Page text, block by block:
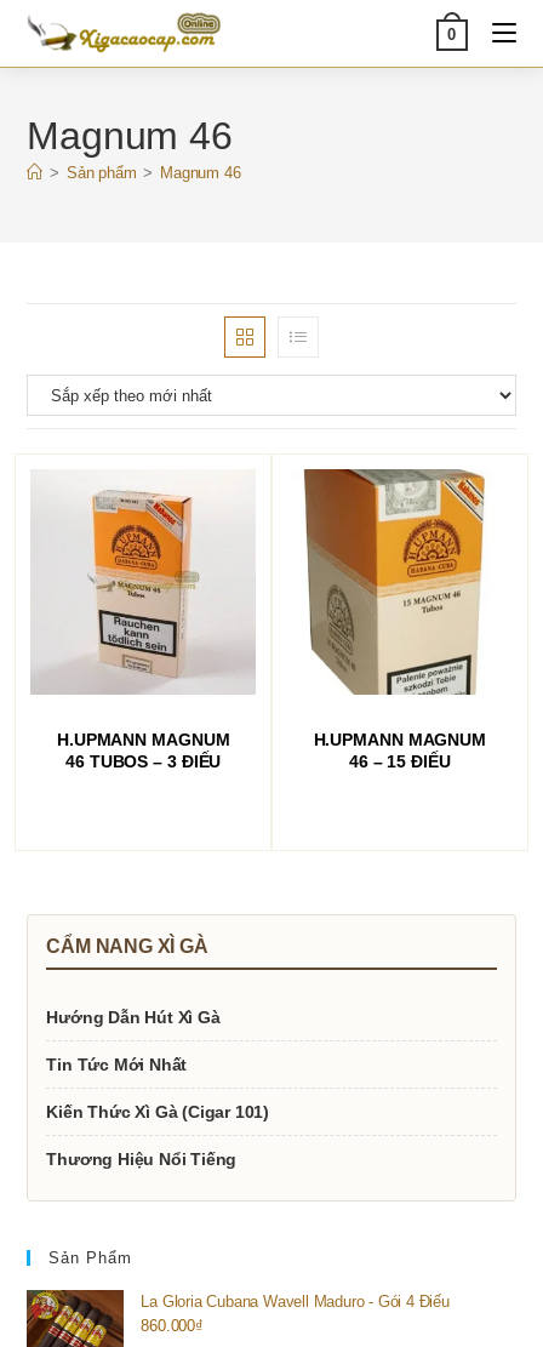
Skip
content
0
Magnum 46
> Sản phẩm > Magnum 46
H.UPMANN MAGNUM
46 TUBOS – 3 ĐIẾU
H.UPMANN MAGNUM
46 – 15 ĐIẾU
CẨM NANG XÌ GÀ
Hướng Dẫn Hút Xì Gà
Tin Tức Mới Nhất
Kiến Thức Xì Gà (Cigar 101)
Thương Hiệu Nổi Tiếng
Sản Phẩm
La Gloria Cubana Wavell Maduro - Gói 4 Điếu
860.000₫